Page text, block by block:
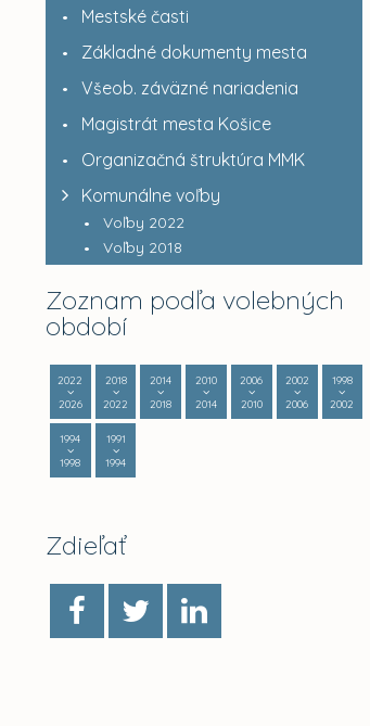
Mestské časti
Základné dokumenty mesta
Všeob. záväzné nariadenia
Magistrát mesta Košice
Organizačná štruktúra MMK
Komunálne voľby
Voľby 2022
Voľby 2018
Zoznam podľa volebných
období
2022
2026
2018
2022
2014
2018
2010
2014
2006
2010
2002
2006
1998
2002
1994
1998
1991
1994
Zdieľať